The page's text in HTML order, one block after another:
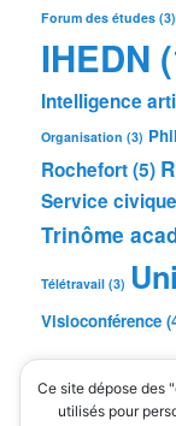
Forum des études (3)
IHEDN
Intelligence
Organisation (3)
Rochefort(5)
Service civique
Trinôme
Télétravail (3)
Visioconférence
MÉTA
Connexion
Ce site dépose des
utilisés pour